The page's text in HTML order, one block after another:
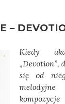
–
Kiedy
„Devotion”,
się od
melodyjne